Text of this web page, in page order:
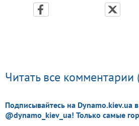
Читать все комментарии
Подписывайтесь на Dynamo.kiev.ua
@dynamo_kiev_ua! Только самые